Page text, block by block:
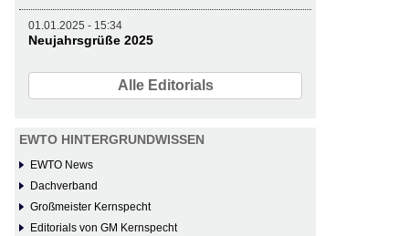
01.01.2025 - 15:34
Neujahrsgrüße 2025
Alle Editorials
EWTO HINTERGRUNDWISSEN
EWTO News
Dachverband
Großmeister Kernspecht
Editorials von GM Kernspecht